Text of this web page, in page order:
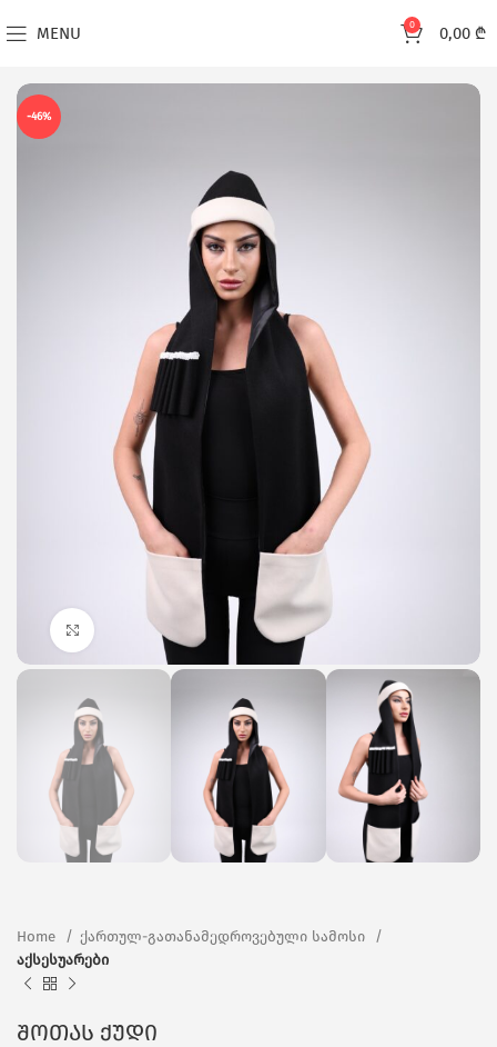
MENU 0 0,00 ₾
-46%
Click to enlarge
Home
ქართულ-გათანამედროვებული სამოსი
აქსესუარები
შოთას ქუდი